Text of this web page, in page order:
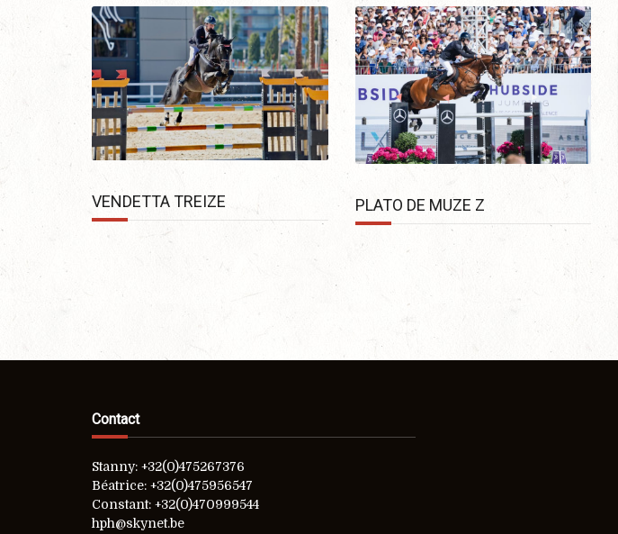
VENDETTA TREIZE PLATO DE MUZE Z
Contact
Stanny: +32(0)475267376
Béatrice: +32(0)475956547
Constant: +32(0)470999544
hph@skynet.be